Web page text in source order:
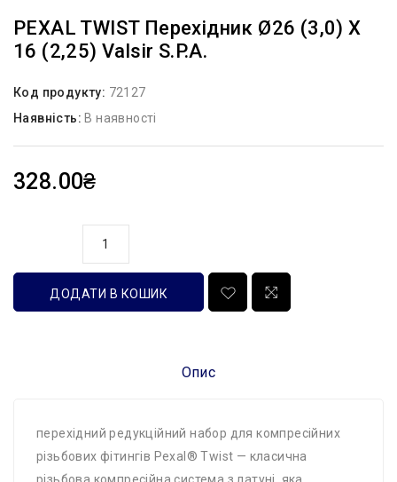
PEXAL TWIST Перехідник Ø26 (3,0) Х
16 (2,25) Valsir S.p.A.
Код продукту: 72127
Наявність: В наявності
328.00₴
ДОДАТИ В КОШИК
Опис
перехідний редукційний набор для компресійних
різьбових фітингів Pexal® Twist — класична